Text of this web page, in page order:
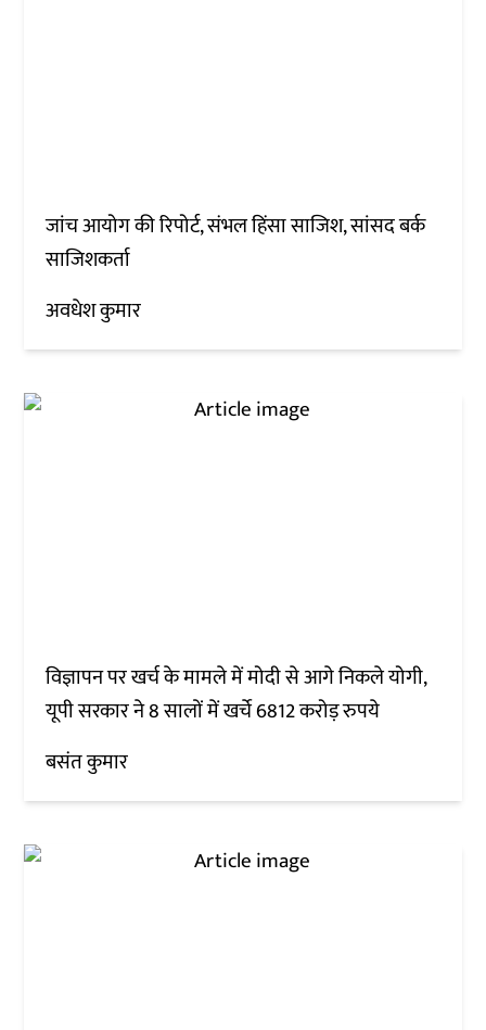
जांच आयोग की रिपोर्ट, संभल हिंसा साजिश, सांसद बर्क
साजिशकर्ता
अवधेश कुमार
विज्ञापन पर खर्च के मामले में मोदी से आगे निकले योगी,
यूपी सरकार ने 8 सालों में खर्चे 6812 करोड़ रुपये
बसंत कुमार